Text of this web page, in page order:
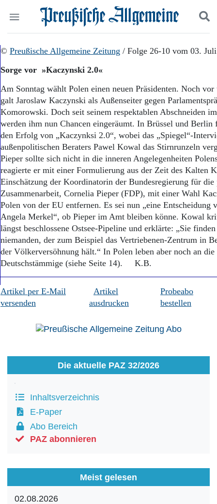
Start
Wer wir sind
Aktuelle Ausgabe
Abonnenten-Login
Abonnent werden
Abo Prämien
Archiv
Politik
Wirtschaft
Gesellschaft
Leben
Geschichte
Ostpreußen
Pommern
Berlin-Brandenburg
Schlesien
Danzig und Westpreußen
Bücher
Kontakt
Impressum
Suchen und finden
© Preußische Allgemeine Zeitung / Folge 26-10 vom 03.
Sorge vor »Kaczynski 2.0«
Am Sonntag wählt Polen einen neuen Präsidenten. Noch
galt Jaroslaw Kaczynski als Außenseiter gegen
Komorowski. Doch seit seinem respektablen Abschneiden
werden ihm nun Chancen eingeräumt. In Brüssel und Berlin
den Erfolg von „Kaczynksi 2.0“, wobei das „Spiegel“-
außenpolitischen Beraters Pawel Kowal das Stirnrunzeln
Pieper sollte sich nicht in die inneren Angelegenheiten
reagierte er mit einer Formulierung aus der Zeit des Kalten
Einschätzung der Koordinatorin der Bundesregierung für die
Zusammenarbeit, Cornelia Pieper (FDP), mit einer Wahl
Polen von der EU entfernen. Es sei nun „eine Entscheidung
Angela Merkel“, ob Pieper im Amt bleiben könne. Kowal
längst beschlossene Ostsee-Pipeline und erklärte: „Sie
niemanden, der zum Beispiel das Vertriebenen-Zentrum in
der Völkerversöhnung hält.“ In Polen leben aber noch an die
Deutschstämmige (siehe Seite 14). K.B.
Artikel per E-Mail
versenden
Artikel
ausdrucken
Probeabo
bestellen
Die aktuelle PAZ 32/2026
Inhaltsverzeichnis
E-Paper
Abo Bereich
PAZ abonnieren
Meist gelesen
02.08.2026